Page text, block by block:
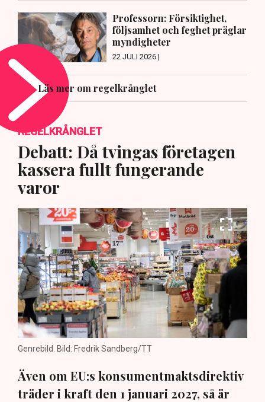
Professorn: Försiktighet,
följsamhet och feghet präglar
myndigheter
22 JULI 2026 |
Läs mer om regelkrånglet
REGELKRÅNGLET
Debatt: Då tvingas företagen
kassera fullt fungerande
varor
Genrebild. Bild: Fredrik Sandberg/TT
Även om EU:s konsumentmaktsdirektiv
träder i kraft den 1 januari 2027, så är